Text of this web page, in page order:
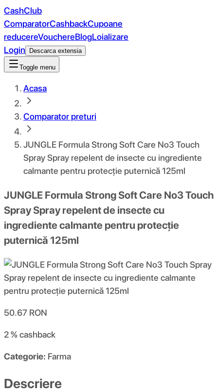
CashClub
ComparatorCashbackCupoane
reducereVouchereBlogLoializare
Login
Descarca extensia
Toggle menu
Acasa
Comparator preturi
JUNGLE Formula Strong Soft Care No3 Touch
Spray Spray repelent de insecte cu ingrediente
calmante pentru protecție puternică 125ml
JUNGLE Formula Strong Soft Care No3 Touch
Spray Spray repelent de insecte cu
ingrediente calmante pentru protecție
puternică 125ml
50.67 RON
2 %cashback
Categorie: Farma
Descriere